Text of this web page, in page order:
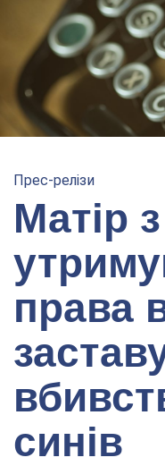
Прес-релізи
Матір
права
синів